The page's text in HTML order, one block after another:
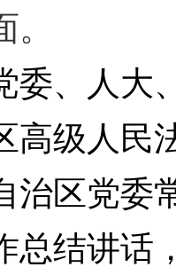
、人大
高级人民
治区党委
总结讲话